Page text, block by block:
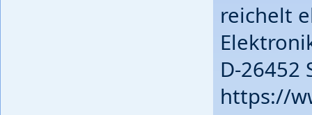
reichelt
D-26452
https://